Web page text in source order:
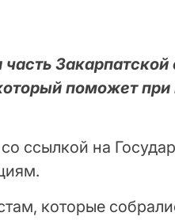
Закарпатской
поможет
со ссылкой на
которые